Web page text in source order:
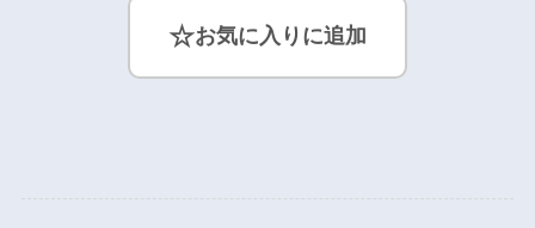
☆お気に入りに追加